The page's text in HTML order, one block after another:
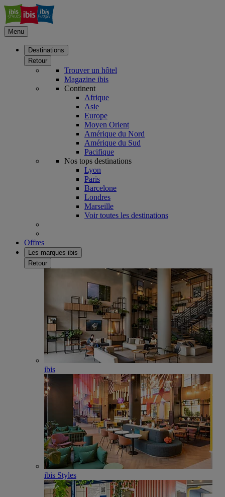
Menu
Destinations
Retour
Trouver un hôtel
Magazine ibis
Continent
Afrique
Asie
Europe
Moyen Orient
Amérique du Nord
Amérique du Sud
Pacifique
Nos tops destinations
Lyon
Paris
Barcelone
Londres
Marseille
Voir toutes les destinations
Offres
Les marques ibis
Retour
ibis
ibis Styles